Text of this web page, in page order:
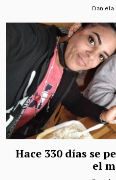
Daniela
Hace 330 días se
el